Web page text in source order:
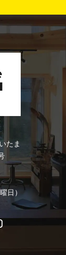
たま
日）